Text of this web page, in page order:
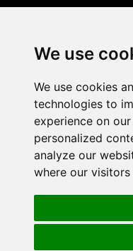
We use
We use cookies
technologies to
experience on
personalized
analyze our
where our